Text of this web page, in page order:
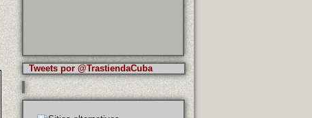
Tweets por @TrastiendaCuba